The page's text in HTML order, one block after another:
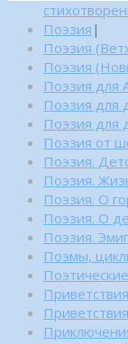
Поэзия |
Поэзия
Поэзия
Поэзия для
Поэзия для
Поэзия для
Поэзия от
Поэзия.
Поэзия.
Поэзия. О
Поэзия. О
Поэзия.
Поэмы,